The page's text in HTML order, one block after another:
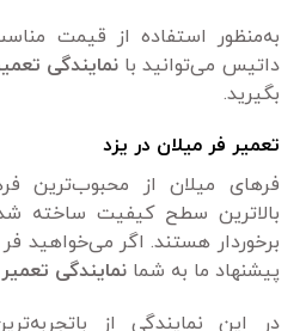
به‌منظور استفاده از قیمت
داتیس می‌توانید با نمایندگی
بگیرید.
تعمیر فر میلان در یزد
فر‌های میلان از محبوب‌ترین
بالا‌ترین سطح کیفیت ساخته
برخوردار هستند. اگر می‌خواهید فر
پیشنهاد ما به شما نمایندگی
در این نمایندگی از